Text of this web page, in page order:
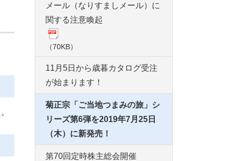
メール（なりすましメール）に
関する注意喚起
（70KB）
11月5日から歳暮カタログ受注
が始まります！
菊正宗「ご当地つまみの旅」シ
リーズ第6弾を2019年7月25日
（木）に新発売！
第70回定時株主総会開催